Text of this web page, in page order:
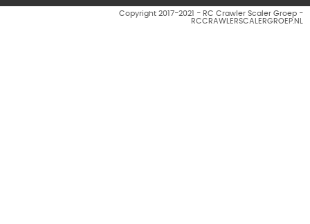
Copyright 2017-2021 - RC Crawler Scaler Groep -
RCCRAWLERSCALERGROEP.NL